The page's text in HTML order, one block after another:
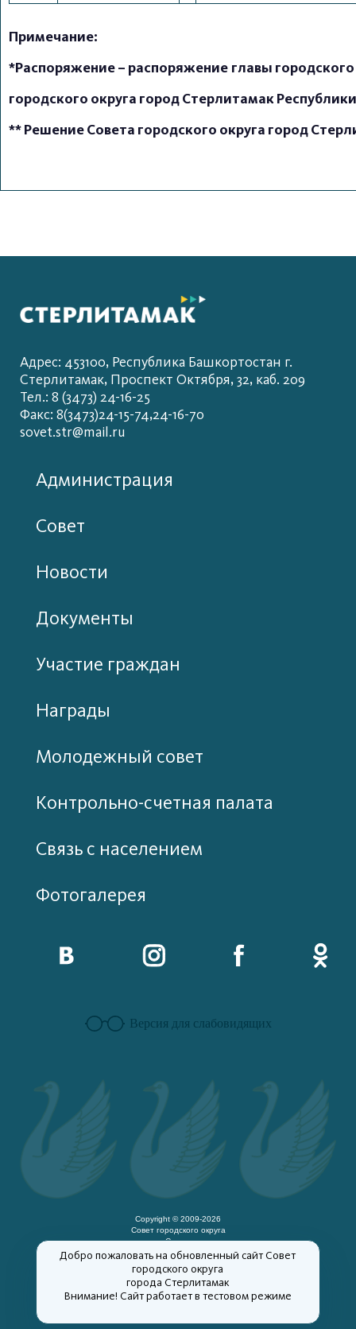
Примечание:
*Распоряжение – распоряжение главы
городского округа город Стерлитамак
** Решение Совета городского округа город
Адрес: 453100, Республика Башкортостан г.
Стерлитамак, Проспект Октября, 32, каб. 209
Тел.: 8 (3473) 24-16-25
Факс: 8(3473)24-15-74,24-16-70
sovet.str@mail.ru
Администрация
Совет
Новости
Документы
Участие граждан
Награды
Молодежный совет
Контрольно-счетная палата
Связь с населением
Фотогалерея
Версия для слабовидящих
Copyright © 2009-2026
Cовет городского округа
город Стерлитамак
Республики Башкортостан
Добро пожаловать на обновленный сайт Cовет
городского округа
города Стерлитамак
Внимание! Сайт работает в тестовом режиме